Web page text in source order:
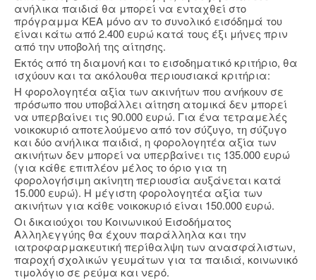
ανήλικα παιδιά θα μπορεί να ενταχθεί στο
πρόγραμμα ΚΕΑ μόνο αν το συνολικό εισόδημά του
είναι κάτω από 2.400 ευρώ κατά τους έξι μήνες πριν
από την υποβολή της αίτησης.
Εκτός από τη διαμονή και το εισοδηματικό κριτήριο, θα
ισχύουν και τα ακόλουθα περιουσιακά κριτήρια:
Η φορολογητέα αξία των ακινήτων που ανήκουν σε
πρόσωπο που υποβάλλει αίτηση ατομικά δεν μπορεί
να υπερβαίνει τις 90.000 ευρώ. Για ένα τετραμελές
νοικοκυριό αποτελούμενο από τον σύζυγο, τη σύζυγο
και δύο ανήλικα παιδιά, η φορολογητέα αξία των
ακινήτων δεν μπορεί να υπερβαίνει τις 135.000 ευρώ
(για κάθε επιπλέον μέλος το όριο για τη
φορολογήσιμη ακίνητη περιουσία αυξάνεται κατά
15.000 ευρώ). Η μέγιστη φορολογητέα αξία των
ακινήτων για κάθε νοικοκυριό είναι 150.000 ευρώ.
Οι δικαιούχοι του Κοινωνικού Εισοδήματος
Αλληλεγγύης θα έχουν παράλληλα και την
ιατροφαρμακευτική περίθαλψη των ανασφάλιστων,
παροχή σχολικών γευμάτων για τα παιδιά, κοινωνικό
τιμολόγιο σε ρεύμα και νερό.